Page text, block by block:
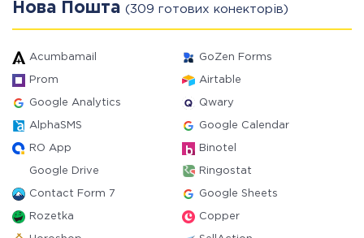
Нова Пошта (309 готових конекторів)
Acumbamail GoZen Forms
Prom Airtable
Google Analytics Qwary
AlphaSMS Google Calendar
RO App Binotel
Google Drive Ringostat
Contact Form 7 Google Sheets
Rozetka Copper